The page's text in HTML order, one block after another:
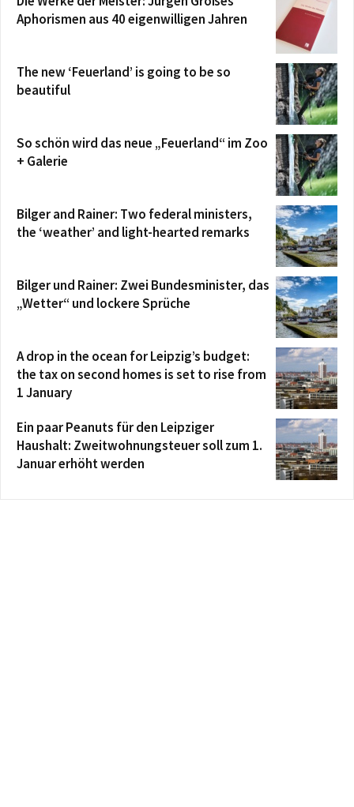
Aphorismen aus 40 eigenwilligen Jahren
The new ‘Feuerland’ is going to be so
beautiful
So schön wird das neue „Feuerland“ im Zoo
+ Galerie
Bilger and Rainer: Two federal ministers,
the ‘weather’ and light-hearted remarks
Bilger und Rainer: Zwei Bundesminister, das
„Wetter“ und lockere Sprüche
A drop in the ocean for Leipzig’s budget:
the tax on second homes is set to rise from
1 January
Ein paar Peanuts für den Leipziger
Haushalt: Zweitwohnungsteuer soll zum 1.
Januar erhöht werden